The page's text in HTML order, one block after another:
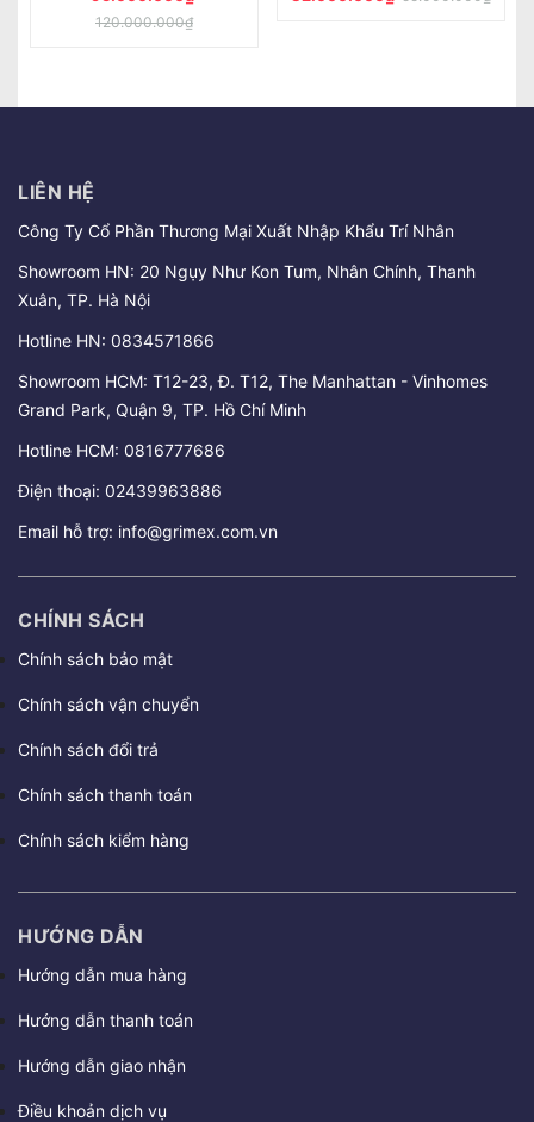
LIÊN HỆ
Công Ty Cổ Phần Thương Mại Xuất Nhập Khẩu Trí Nhân
Showroom HN: 20 Ngụy Như Kon Tum, Nhân Chính, Thanh
Xuân, TP. Hà Nội
Hotline HN: 0834571866
Showroom HCM: T12-23, Đ. T12, The Manhattan - Vinhomes
Grand Park, Quận 9, TP. Hồ Chí Minh
Hotline HCM: 0816777686
Điện thoại: 02439963886
Email hỗ trợ: info@grimex.com.vn
CHÍNH SÁCH
Chính sách bảo mật
Chính sách vận chuyển
Chính sách đổi trả
Chính sách thanh toán
Chính sách kiểm hàng
HƯỚNG DẪN
Hướng dẫn mua hàng
Hướng dẫn thanh toán
Hướng dẫn giao nhận
Điều khoản dịch vụ